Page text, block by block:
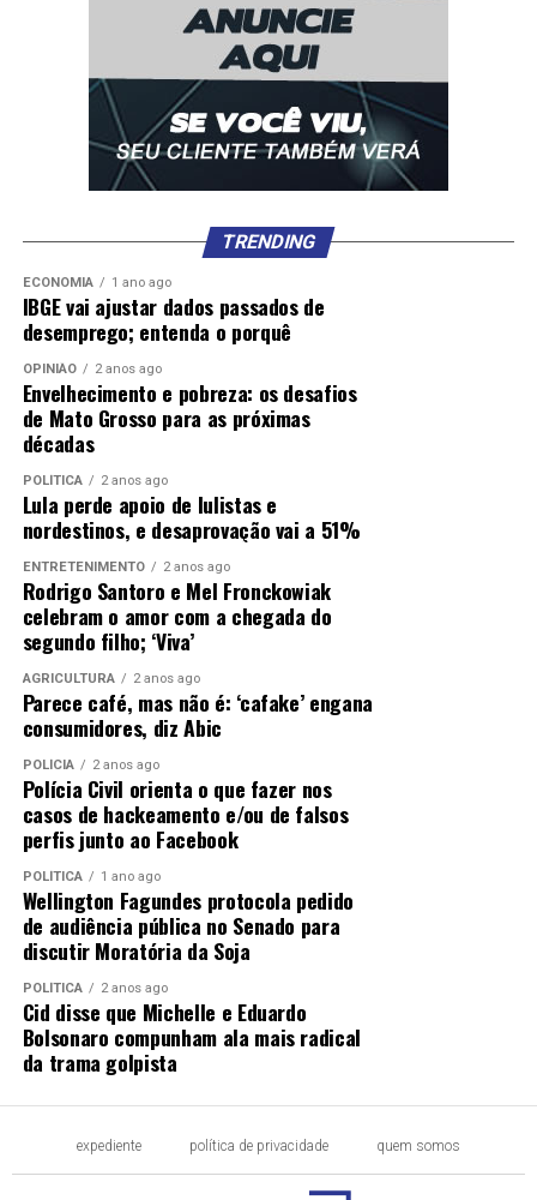
TRENDING
ECONOMIA 1 ano ago
IBGE vai ajustar dados passados de
desemprego; entenda o porquê
OPINIÃO 2 anos ago
Envelhecimento e pobreza: os desafios
de Mato Grosso para as próximas
décadas
POLÍTICA 2 anos ago
Lula perde apoio de lulistas e
nordestinos, e desaprovação vai a 51%
ENTRETENIMENTO 2 anos ago
Rodrigo Santoro e Mel Fronckowiak
celebram o amor com a chegada do
segundo filho; ‘Viva’
AGRICULTURA 2 anos ago
Parece café, mas não é: ‘cafake’ engana
consumidores, diz Abic
POLÍCIA 2 anos ago
Polícia Civil orienta o que fazer nos
casos de hackeamento e/ou de falsos
perfis junto ao Facebook
POLÍTICA 1 ano ago
Wellington Fagundes protocola pedido
de audiência pública no Senado para
discutir Moratória da Soja
POLÍTICA 2 anos ago
Cid disse que Michelle e Eduardo
Bolsonaro compunham ala mais radical
da trama golpista
expediente política de privacidade quem somos